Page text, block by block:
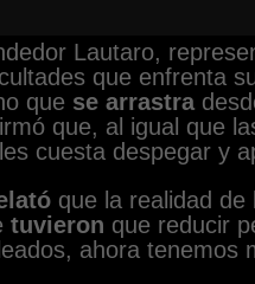
Lautaro,
que enfrenta
que se arrastra
que, al igual que
cuesta despegar y
que la realidad de
tuvieron que reducir
ahora tenemos